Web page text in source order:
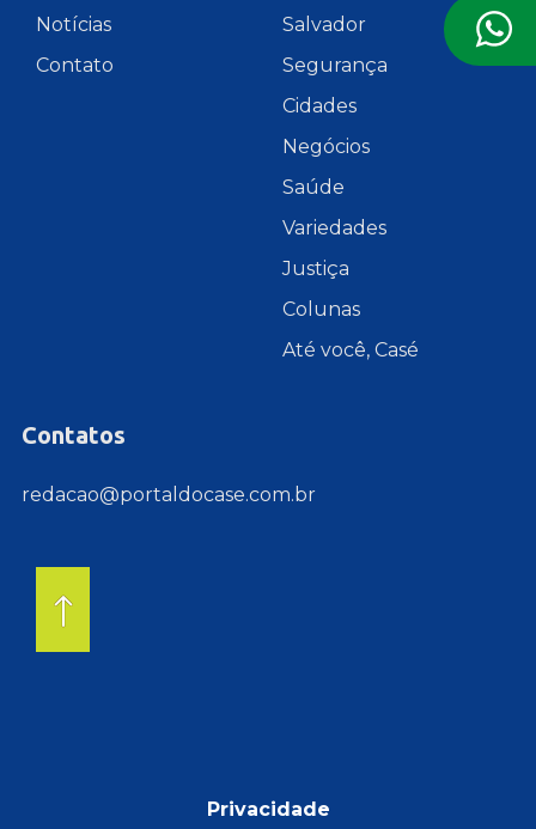
Notícias
Contato
Salvador
Segurança
Cidades
Negócios
Saúde
Variedades
Justiça
Colunas
Até você, Casé
Contatos
redacao@portaldocase.com.br
Privacidade